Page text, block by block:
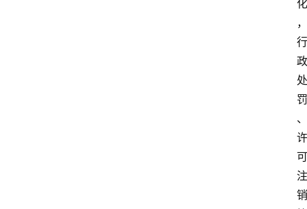
化
，
行
政
处
罚
、
许
可
注
销